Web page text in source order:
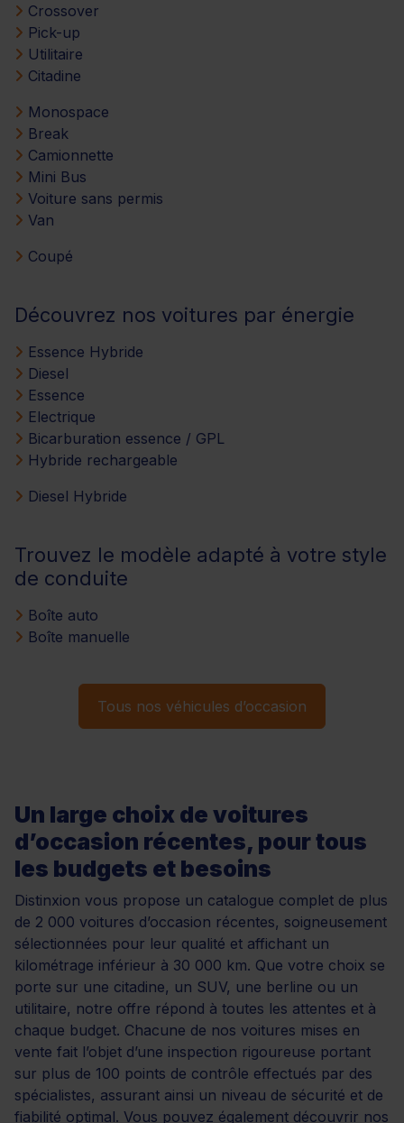
Crossover
Pick-up
Utilitaire
Citadine
Monospace
Break
Camionnette
Mini Bus
Voiture sans permis
Van
Coupé
Découvrez nos voitures par énergie
Essence Hybride
Diesel
Essence
Electrique
Bicarburation essence / GPL
Hybride rechargeable
Diesel Hybride
Trouvez le modèle adapté à votre style
de conduite
Boîte auto
Boîte manuelle
Tous nos véhicules d’occasion
Un large choix de voitures
d’occasion récentes, pour tous
les budgets et besoins
Distinxion vous propose un catalogue complet de plus
de 2 000 voitures d’occasion récentes, soigneusement
sélectionnées pour leur qualité et affichant un
kilométrage inférieur à 30 000 km. Que votre choix se
porte sur une citadine, un SUV, une berline ou un
utilitaire, notre offre répond à toutes les attentes et à
chaque budget. Chacune de nos voitures mises en
vente fait l’objet d’une inspection rigoureuse portant
sur plus de 100 points de contrôle effectués par des
spécialistes, assurant ainsi un niveau de sécurité et de
fiabilité optimal. Vous pouvez également découvrir nos